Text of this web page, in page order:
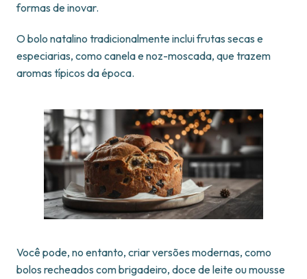
formas de inovar.
O bolo natalino tradicionalmente inclui frutas secas e
especiarias, como canela e noz-moscada, que trazem
aromas típicos da época.
Você pode, no entanto, criar versões modernas, como
bolos recheados com brigadeiro, doce de leite ou mousse